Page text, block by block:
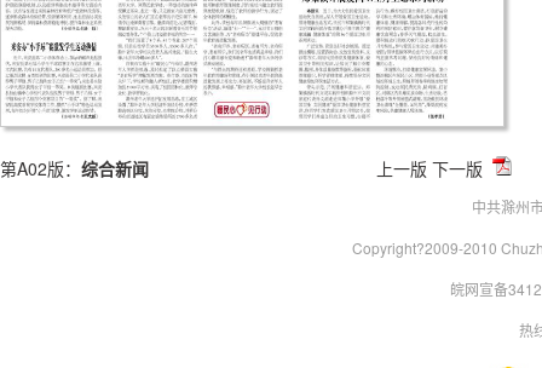
第A02版： 综合新闻 上一版 下一版
中共滁州
Copyright?2009-2010
皖网宣备
热